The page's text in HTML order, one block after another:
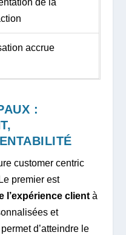
de la
accrue
:
customer centric
premier est
l’expérience client à
et
d’atteindre le